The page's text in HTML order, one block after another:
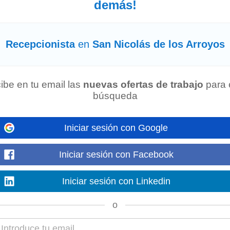
una persona para el puesto de Recepcionista
clientes. Funciones...
Edad: entre 18 y 35 años Disponibilidad de viajar: Si Palabras
bazzar...
- computrabajo.com - Hace 1 mes
y recepcionistacon experiencia en clinica. preferentemente de la
años de experiencia...
de los Arroyos - computrabajo.com - Hace 1 mes
demás!
Recepcionistaen San Nicolás de los Arroyos
en tu email las nuevas ofertas de trabajo para
búsqueda
Iniciar sesión con Google
Iniciar sesión con Facebook
Iniciar sesión con Linkedin
o